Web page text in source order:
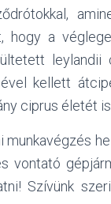
hogy a
leylandii
kellett
ciprus életét
munkavégzés
vontató
Szívünk